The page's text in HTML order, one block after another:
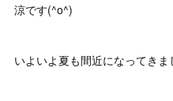
涼です(^o^)
いよいよ夏も間近になってきま